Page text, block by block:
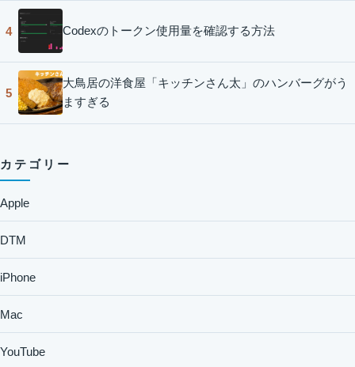
4 Codexのトークン使用量を確認する方法
5
大鳥居の洋食屋「キッチンさん太」のハンバーグがう
ますぎる
カテゴリー
Apple
DTM
iPhone
Mac
YouTube